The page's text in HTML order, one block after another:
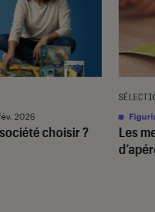
choisir ?
2026
Les